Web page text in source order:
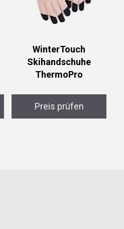
WinterTouch
Skihandschuhe
ThermoPro
Preis prüfen